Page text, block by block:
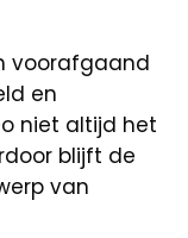
voorafgaand
en
niet altijd het
blijft de
van